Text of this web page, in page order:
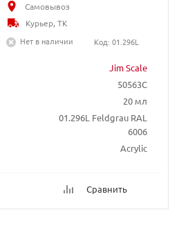
Jim Scale
50563C
20 мл
01.296L Feldgrau RAL
6006
Acrylic
Сравнить
Самовывоз
Курьер, ТК
Нет в наличии
Код: 01.296L